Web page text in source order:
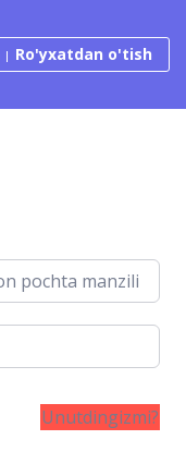
Ro'yxatdan o'tish
Unutdingizmi?